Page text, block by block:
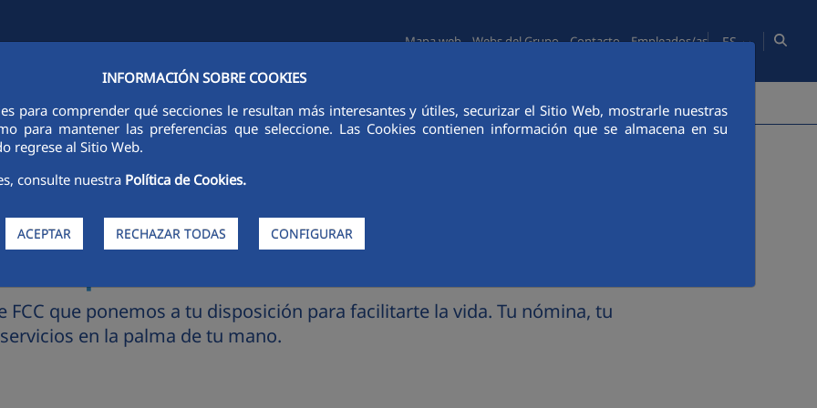
INFORMACIÓN SOBRE COOKIES
para comprender qué secciones le resultan más interesantes y útiles, securizar el Sitio Web, mostrarle nuestras
para mantener las preferencias que seleccione. Las Cookies contienen información que se almacena en su
regrese al Sitio Web.
consulte nuestra Política de Cookies.
ACEPTAR RECHAZAR TODAS CONFIGURAR
Mapa web Webs del Grupo Contacto Empleados/as ES
E INVERSORES SOSTENIBILIDAD GOBIERNO CORPORATIVO PERSONAS COMUNICACIÓN CANAL ÉTICO
FCC que ponemos a tu disposición para facilitarte la vida. Tu nómina, tu
en la palma de tu mano.